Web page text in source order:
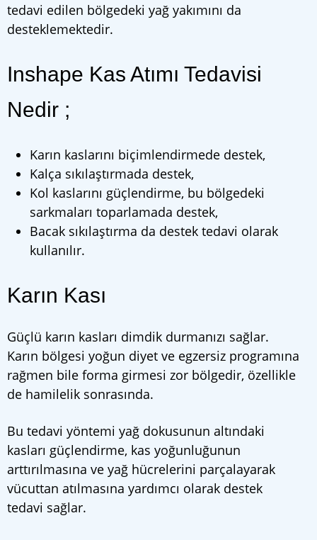
tedavi edilen bölgedeki yağ yakımını da
desteklemektedir.
Inshape Kas Atımı Tedavisi
Nedir ;
Karın kaslarını biçimlendirmede destek,
Kalça sıkılaştırmada destek,
Kol kaslarını güçlendirme, bu bölgedeki
sarkmaları toparlamada destek,
Bacak sıkılaştırma da destek tedavi olarak
kullanılır.
Karın Kası
Güçlü karın kasları dimdik durmanızı sağlar.
Karın bölgesi yoğun diyet ve egzersiz programına
rağmen bile forma girmesi zor bölgedir, özellikle
de hamilelik sonrasında.
Bu tedavi yöntemi yağ dokusunun altındaki
kasları güçlendirme, kas yoğunluğunun
arttırılmasına ve yağ hücrelerini parçalayarak
vücuttan atılmasına yardımcı olarak destek
tedavi sağlar.